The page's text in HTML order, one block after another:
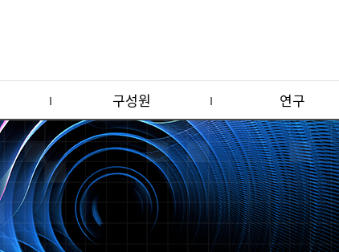
구성원 연구